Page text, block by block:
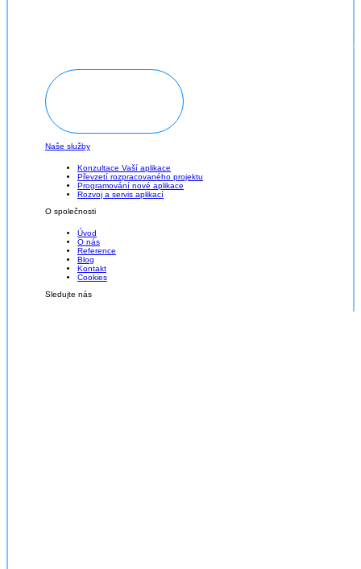
Naše služby
Konzultace Vaší aplikace
Převzetí rozpracovaného projektu
Programování nové aplikace
Rozvoj a servis aplikací
O společnosti
Úvod
O nás
Reference
Blog
Kontakt
Cookies
Sledujte nás